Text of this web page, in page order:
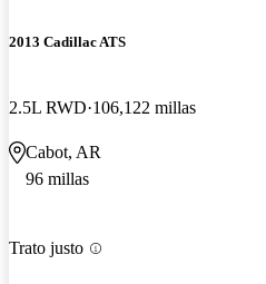
2013 Cadillac ATS
2.5L RWD 106,122 millas
Cabot, AR
96 millas
Trato justo